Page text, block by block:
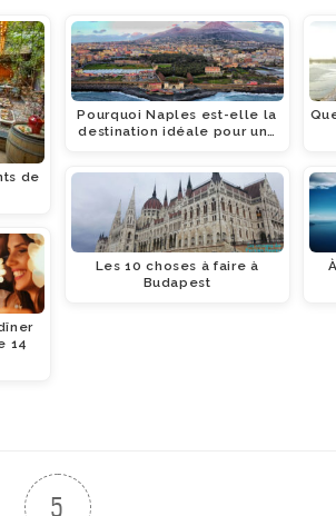
de
14
Pourquoi Naples est-elle la
destination idéale pour un…
Les 10 choses à faire à
Budapest
5